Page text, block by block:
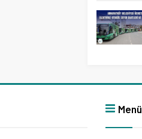
Menü